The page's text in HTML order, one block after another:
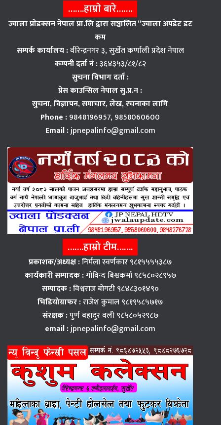
…….हाम्राे बारे…….
ज्वाला प्राेडक्सन नेपाल प्रा.लि द्वारा सञ्चालित “ज्वाला अपडेट डट
कम
सम्पर्क कार्यालय :वीरेन्द्रनगर ३, सुर्खेत कर्णाली प्रदेश नेपाल
कम्पनी दर्ता नं :३६४३५३/८१/८२
सुचना विभाग दर्ता :
प्रेस काउन्सिल नेपाल सु.प्र.न :
सुचना, विज्ञापन,समाचार, लेख, रचनाका लागि
Phone :9848196957, 9858060600
Email :jpnepalinfo@gmail.com
…….हाम्रो टीम…….
प्रकाशक/अध्यक्ष :निर्मला स्वर्णकार ९८१५५५५३८७
कार्यकारी सम्पादक :गोविन्द बिश्वकर्मा ९८५८०२८९५७
सम्पादक :विश्वराज बाेगटी ९८४८३०१४९०
भिडियोग्राफर :राजेश कुमाल ९८१९५८५७१७
संरक्षक :पुर्ण बहादुर वली ९८५८०५२९८७
email :jpnepalinfo@gmail.com